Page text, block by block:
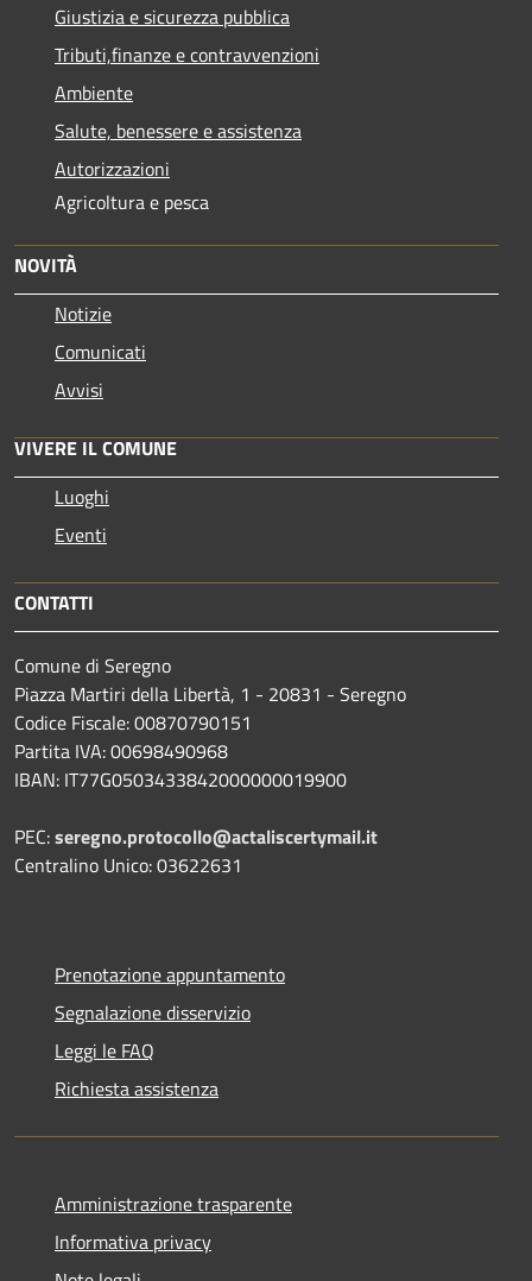
Giustizia e sicurezza pubblica
Tributi,finanze e contravvenzioni
Ambiente
Salute, benessere e assistenza
Autorizzazioni
Agricoltura e pesca
NOVITÀ
Notizie
Comunicati
Avvisi
VIVERE IL COMUNE
Luoghi
Eventi
CONTATTI
Comune di Seregno
Piazza Martiri della Libertà, 1 - 20831 - Seregno
Codice Fiscale: 00870790151
Partita IVA: 00698490968
IBAN: IT77G0503433842000000019900
PEC:seregno.protocollo@actaliscertymail.it
Centralino Unico: 03622631
Prenotazione appuntamento
Segnalazione disservizio
Leggi le FAQ
Richiesta assistenza
Amministrazione trasparente
Informativa privacy